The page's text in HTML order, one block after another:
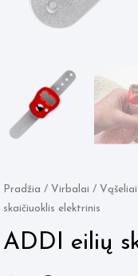
Pradžia / Virbalai / Vąšeliai
skaičiuoklis elektrinis
ADDI eilių